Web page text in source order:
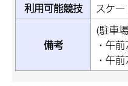
利用可能競技
スケ
備考
(駐車
・午
・午